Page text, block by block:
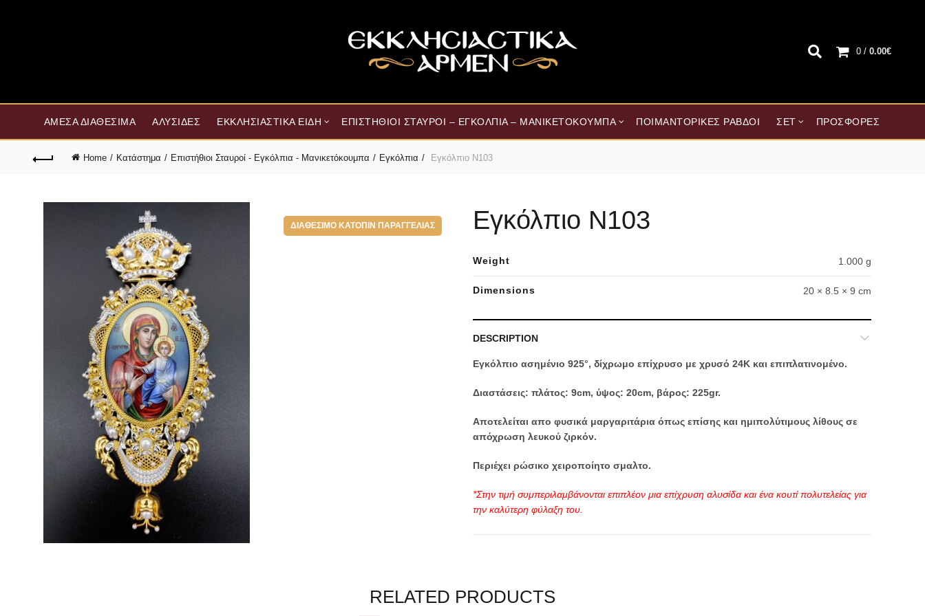
0 / 0.00€
ΆΜΕΣΑ ΔΙΑΘΈΣΙΜΑ ΑΛΥΣΊΔΕΣ ΕΚΚΛΗΣΙΑΣΤΙΚΆ ΕΊΔΗ ΕΠΙΣΤΉΘΙΟΙ ΣΤΑΥΡΟΊ – ΕΓΚΌΛΠΙΑ – ΜΑΝΙΚΕΤΌΚΟΥΜΠΑ ΠΟΙΜΑΝΤΟΡΙΚΈΣ ΡΆΒΔΟΙ ΣΕΤ ΠΡΟΣΦΟΡΈΣ
Home Κατάστημα Επιστήθιοι Σταυροί - Εγκόλπια - Μανικετόκουμπα Εγκόλπια Εγκόλπιο Ν103
ΔΙΑΘΈΣΙΜΟ ΚΑΤΌΠΙΝ ΠΑΡΑΓΓΕΛΊΑΣ Εγκόλπιο Ν103
Weight 1.000 g
Dimensions 20 × 8.5 × 9 cm
DESCRIPTION
Εγκόλπιο ασημένιο 925°, δίχρωμο επίχρυσο με χρυσό 24Κ και επιπλατινομένο.
Διαστάσεις: πλάτος: 9cm, ύψος: 20cm, βάρος: 225gr.
Αποτελείται απο φυσικά μαργαριτάρια όπως επίσης και ημιπολύτιμους λίθους σε
απόχρωση λευκού ζιρκόν.
Περιέχει ρώσικο χειροποίητο σμαλτο.
*Στην τιμή συμπεριλαμβάνονται επιπλέον μια επίχρυση αλυσίδα και ένα κουτί πολυτελείας για
την καλύτερη φύλαξη του.
RELATED PRODUCTS